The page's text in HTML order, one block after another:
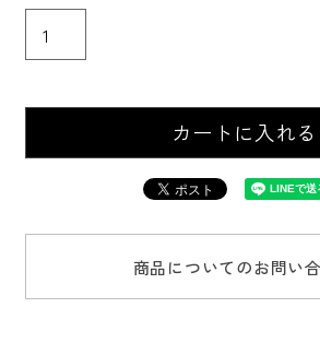
カートに入れる
商品についてのお問い